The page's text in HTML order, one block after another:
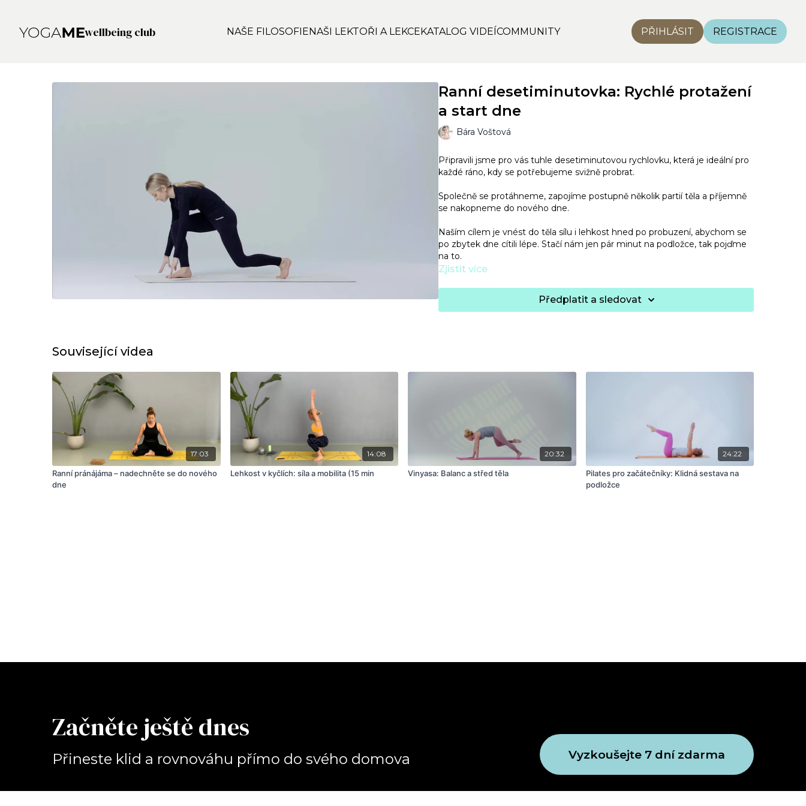
wellbeing club NAŠE FILOSOFIENAŠI LEKTOŘI A LEKCEKATALOG VIDEÍCOMMUNITY PŘIHLÁSIT REGISTRACE
Ranní desetiminutovka: Rychlé protažení
a start dne
Bára Voštová
Připravili jsme pro vás tuhle desetiminutovou rychlovku, která je ideální pro
každé ráno, kdy se potřebujeme svižně probrat.
Společně se protáhneme, zapojíme postupně několik partií těla a příjemně
se nakopneme do nového dne.
Naším cílem je vnést do těla sílu i lehkost hned po probuzení, abychom se
po zbytek dne cítili lépe. Stačí nám jen pár minut na podložce, tak pojďme
na to.
Zjistit více
Předplatit a sledovat
Související videa
17:03
Ranní pránájáma – nadechněte se do nového
dne
14:08
Lehkost v kyčlích: síla a mobilita (15 min
20:32
Vinyasa: Balanc a střed těla
24:22
Pilates pro začátečníky: Klidná sestava na
podložce
Začněte ještě dnes
Přineste klid a rovnováhu přímo do svého domova Vyzkoušejte 7 dní zdarma